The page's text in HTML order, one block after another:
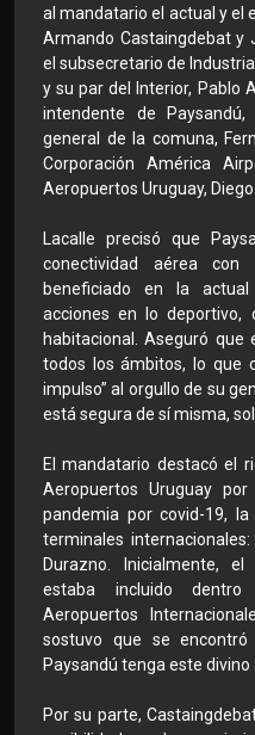
al mandatario el actual y el
Armando Castaingdebat y
el subsecretario de
y su par del Interior, Pablo
intendente de
general de la comuna,
Corporación América
Aeropuertos Uruguay,
Lacalle precisó que
conectividad aérea
beneficiado en la
acciones en lo deportivo,
habitacional. Aseguró
todos los ámbitos, lo que
impulso” al orgullo de su
está segura de sí misma,
El mandatario destacó el
Aeropuertos Uruguay
pandemia por covid-19,
terminales
Durazno. Inicialmente,
estaba incluido
Aeropuertos
sostuvo que se
Paysandú tenga este divino
Por su parte,